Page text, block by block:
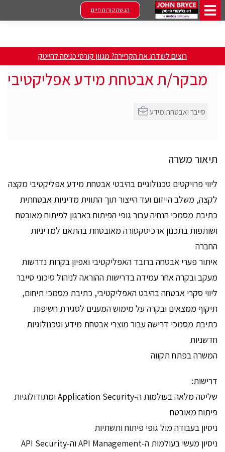
הגשת קורות חיים
רוצים לשדרג את הקריירה? מגוון קורסי כניסה להייטק
מבקר/ת אבטחת מידע אפליקטיבי
תיאור משרה
ליווי פרויקטים טכנולוגיים בהיבטי אבטחת מידע אפליקטיבי מקצה
לקצה, משלב הייזום ועד הייצור תוך התווית מדיניות אבטחתית
כתיבת מסמכי הנחיה עבור גופי הפיתוח בארגון לפיתוח מאובטח
ושותפות בתכנון ארכיטקטורה מאובטחת בהתאם למדיניות
החברה
איתור פערי אבטחה ברובד האפליקטיבי ואפיון בקרות נדרשות
מעקב ובקרה אחר עמידה בדרישות ההוראה לניהול סיכוני סייבר
ליווי סקרי אבטחה בהיבט האפליקטיבי, כתיבת מסמכי תיחום,
תיקוף ממצאים ובקרה על מימוש המענים לסגירת חשיפות
כתיבת מסמכי דרישה עבור מוצרי אבטחת מידע וטכנולוגיות
חדשניות
המשרה בפתח תקווה
דרישות:
שליטה מלאה בעולמות ה-Application Security ומתודולוגיות
פיתוח מאובטח
ניסיון בעבודה מול גופי פיתוח ותשתיות
ניסיון מעשי בעולמות ה-API Management וה-API Security